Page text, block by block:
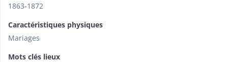
1863-1872
Caractéristiques physiques
Mariages
Mots clés lieux